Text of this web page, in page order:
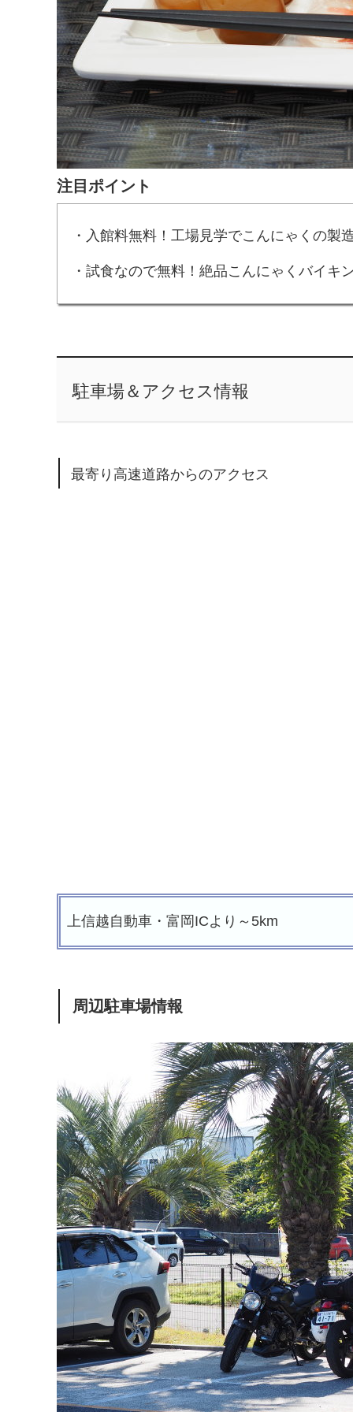
注目ポイント
・入館料無料！工場見学でこんにゃくの製
・試食なので無料！絶品こんにゃくバイキ
駐車場＆アクセス情報
最寄り高速道路からのアクセス
上信越自動車・富岡ICより～5km
周辺駐車場情報